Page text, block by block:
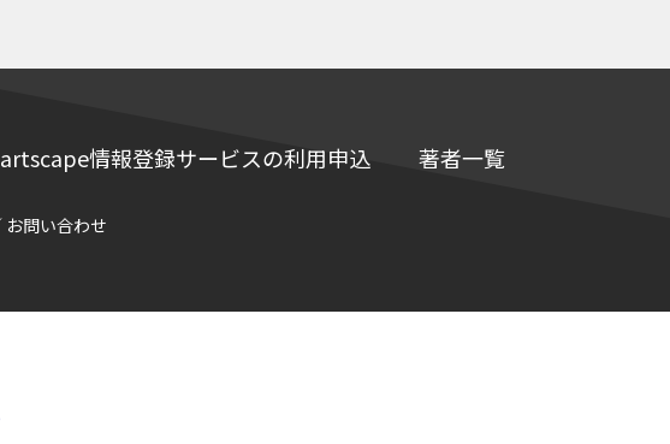
artscape情報登録サービスの利用申込 著者一覧
お問い合わせ